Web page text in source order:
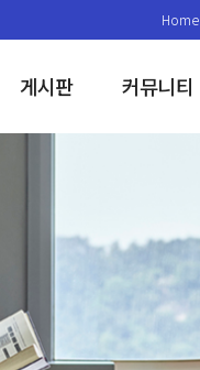
Home
게시판 커뮤니티